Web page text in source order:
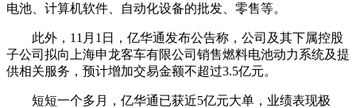
电池、计算机软件、自动化设备的批发、零售等。
此外，11月1日，亿华通发布公告称，公司及其下属控股
子公司拟向上海申龙客车有限公司销售燃料电池动力系统及提
供相关服务，预计增加交易金额不超过3.5亿元。
短短一个多月，亿华通已获近5亿元大单，业绩表现极